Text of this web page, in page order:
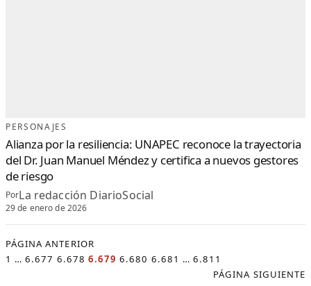
PERSONAJES
Alianza por la resiliencia: UNAPEC reconoce la trayectoria
del Dr. Juan Manuel Méndez y certifica a nuevos gestores
de riesgo
PorLa redacción DiarioSocial
29 de enero de 2026
PÁGINA ANTERIOR
1 … 6.677 6.678 6.679 6.680 6.681 … 6.811
PÁGINA SIGUIENTE